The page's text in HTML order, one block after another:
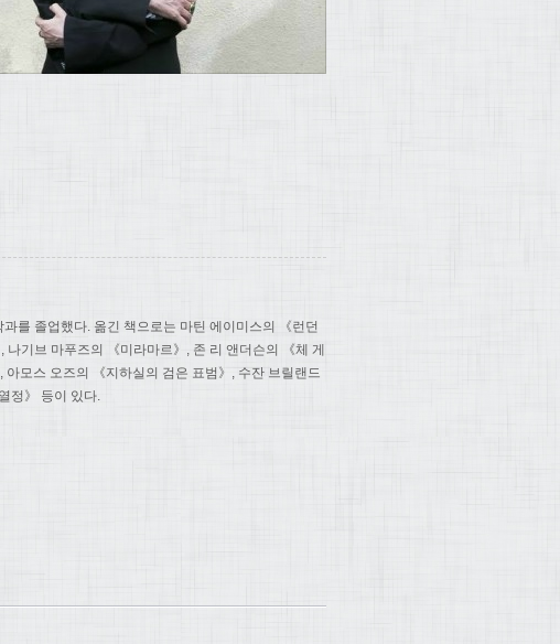
를 졸업했다. 옮긴 책으로는 마틴 에이미스의 《런던
기브 마푸즈의 《미라마르》, 존 리 앤더슨의 《체 게
모스 오즈의 《지하실의 검은 표범》, 수잔 브릴랜드
정》 등이 있다.